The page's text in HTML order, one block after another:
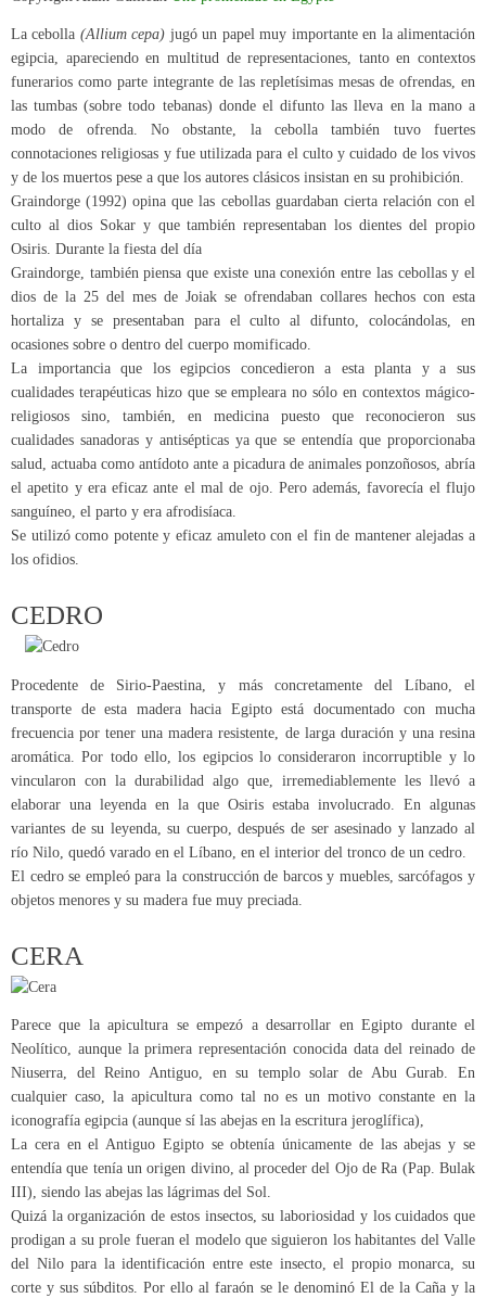
La cebolla (Allium cepa) jugó un papel muy importante en la alimentación
egipcia, apareciendo en multitud de representaciones, tanto en contextos
funerarios como parte integrante de las repletísimas mesas de ofrendas, en
las tumbas (sobre todo tebanas) donde el difunto las lleva en la mano a
modo de ofrenda. No obstante, la cebolla también tuvo fuertes
connotaciones religiosas y fue utilizada para el culto y cuidado de los vivos
y de los muertos pese a que los autores clásicos insistan en su prohibición.
Graindorge (1992) opina que las cebollas guardaban cierta relación con el
culto al dios Sokar y que también representaban los dientes del propio
Osiris. Durante la fiesta del día
Graindorge, también piensa que existe una conexión entre las cebollas y el
dios de la 25 del mes de Joiak se ofrendaban collares hechos con esta
hortaliza y se presentaban para el culto al difunto, colocándolas, en
ocasiones sobre o dentro del cuerpo momificado.
La importancia que los egipcios concedieron a esta planta y a sus
cualidades terapéuticas hizo que se empleara no sólo en contextos mágico-
religiosos sino, también, en medicina puesto que reconocieron sus
cualidades sanadoras y antisépticas ya que se entendía que proporcionaba
salud, actuaba como antídoto ante a picadura de animales ponzoñosos, abría
el apetito y era eficaz ante el mal de ojo. Pero además, favorecía el flujo
sanguíneo, el parto y era afrodisíaca.
Se utilizó como potente y eficaz amuleto con el fin de mantener alejadas a
los ofidios.
CEDRO
Procedente de Sirio-Paestina, y más concretamente del Líbano, el
transporte de esta madera hacia Egipto está documentado con mucha
frecuencia por tener una madera resistente, de larga duración y una resina
aromática. Por todo ello, los egipcios lo consideraron incorruptible y lo
vincularon con la durabilidad algo que, irremediablemente les llevó a
elaborar una leyenda en la que Osiris estaba involucrado. En algunas
variantes de su leyenda, su cuerpo, después de ser asesinado y lanzado al
río Nilo, quedó varado en el Líbano, en el interior del tronco de un cedro.
El cedro se empleó para la construcción de barcos y muebles, sarcófagos y
objetos menores y su madera fue muy preciada.
CERA
Parece que la apicultura se empezó a desarrollar en Egipto durante el
Neolítico, aunque la primera representación conocida data del reinado de
Niuserra, del Reino Antiguo, en su templo solar de Abu Gurab. En
cualquier caso, la apicultura como tal no es un motivo constante en la
iconografía egipcia (aunque sí las abejas en la escritura jeroglífica),
La cera en el Antiguo Egipto se obtenía únicamente de las abejas y se
entendía que tenía un origen divino, al proceder del Ojo de Ra (Pap. Bulak
III), siendo las abejas las lágrimas del Sol.
Quizá la organización de estos insectos, su laboriosidad y los cuidados que
prodigan a su prole fueran el modelo que siguieron los habitantes del Valle
del Nilo para la identificación entre este insecto, el propio monarca, su
corte y sus súbditos. Por ello al faraón se le denominó El de la Caña y la